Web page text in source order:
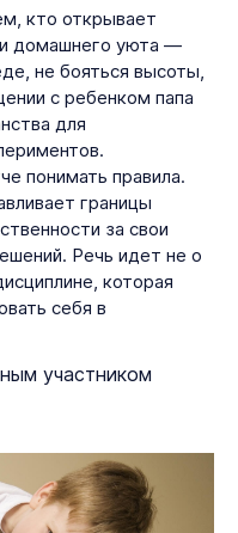
кто открывает
домашнего уюта —
не бояться высоты,
с ребенком папа
для
понимать правила.
границы
за свои
Речь идет не о
которая
себя в
участником